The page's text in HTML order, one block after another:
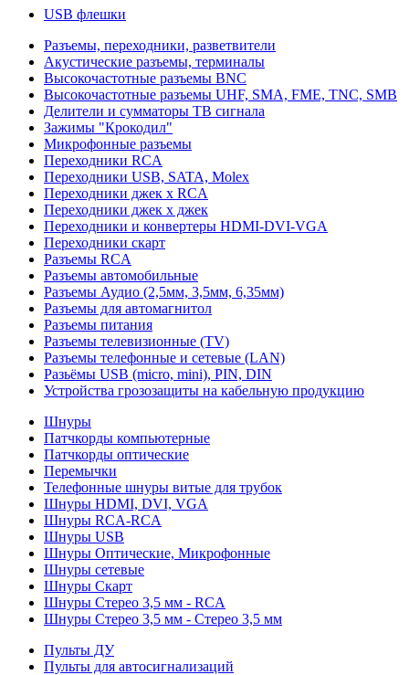
USB флешки
Разъемы, переходники, разветвители
Акустические разъемы, терминалы
Высокочастотные разъемы BNC
Высокочастотные разъемы UHF, SMA, FME, TNC, SMB
Делители и сумматоры ТВ сигнала
Зажимы "Крокодил"
Микрофонные разъемы
Переходники RCA
Переходники USB, SATA, Molex
Переходники джек х RCA
Переходники джек х джек
Переходники и конвертеры HDMI-DVI-VGA
Переходники скарт
Разъемы RCA
Разъемы автомобильные
Разъемы Аудио (2,5мм, 3,5мм, 6,35мм)
Разъемы для автомагнитол
Разъемы питания
Разъемы телевизионные (TV)
Разъемы телефонные и сетевые (LAN)
Разьёмы USB (micro, mini), PIN, DIN
Устройства грозозащиты на кабельную продукцию
Шнуры
Патчкорды компьютерные
Патчкорды оптические
Перемычки
Телефонные шнуры витые для трубок
Шнуры HDMI, DVI, VGA
Шнуры RCA-RCA
Шнуры USB
Шнуры Оптические, Микрофонные
Шнуры сетевые
Шнуры Скарт
Шнуры Стерео 3,5 мм - RCA
Шнуры Стерео 3,5 мм - Стерео 3,5 мм
Пульты ДУ
Пульты для автосигнализаций